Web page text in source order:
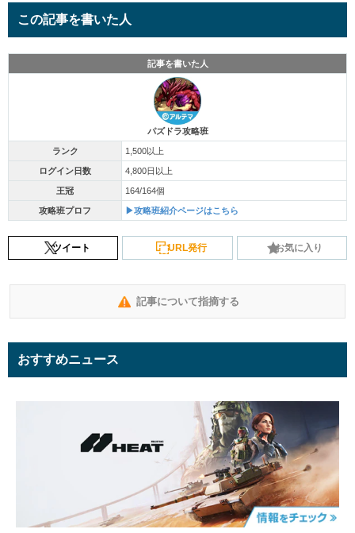
この記事を書いた人
記事を書いた人
パズドラ攻略班
ランク 1,500以上
ログイン日数 4,800日以上
王冠 164/164個
攻略班プロフ ▶攻略班紹介ページはこちら
ツイート URL発行 お気に入り
記事について指摘する
おすすめニュース